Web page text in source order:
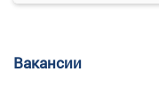
Вакансии